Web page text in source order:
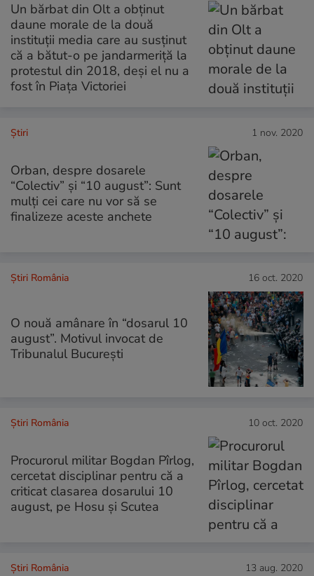
Un bărbat din Olt a obținut
daune morale de la două
instituții media care au susținut
că a bătut-o pe jandarmeriță la
protestul din 2018, deși el nu a
fost în Piața Victoriei
Ştiri 1 nov. 2020
Orban, despre dosarele
“Colectiv” și “10 august”: Sunt
mulți cei care nu vor să se
finalizeze aceste anchete
Știri România 16 oct. 2020
O nouă amânare în “dosarul 10
august”. Motivul invocat de
Tribunalul Bucureşti
Știri România 10 oct. 2020
Procurorul militar Bogdan Pîrlog,
cercetat disciplinar pentru că a
criticat clasarea dosarului 10
august, pe Hosu şi Scutea
Știri România 13 aug. 2020